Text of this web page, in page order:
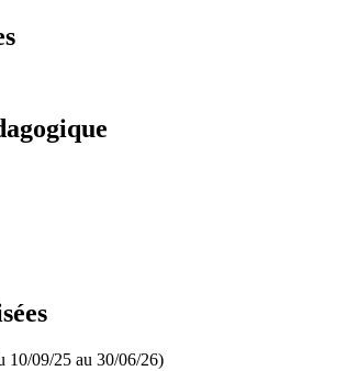
10/09/25 au 30/06/26)